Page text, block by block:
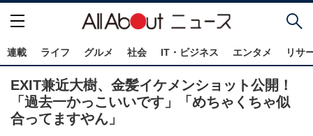
連載 ライフ グルメ 社会 IT・ビジネス エンタメ リサ
EXIT兼近大樹、金髪イケメンショット公開！
「過去一かっこいいです」「めちゃくちゃ似
合ってますやん」